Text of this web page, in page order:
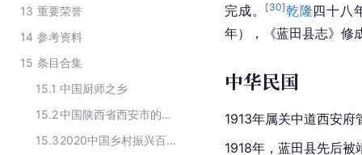
13 重要荣誉
14 参考资料
15 条目合集
15.1 中国厨师之乡
15.2
中国陕西省西安市的下辖行政区划
15.3
2020中国乡村振兴百佳示范县市
完成。
[30]乾隆四十八
年），《蓝田县志》修
中华民国
1913年属关中道西安府
1918年，蓝田县先后